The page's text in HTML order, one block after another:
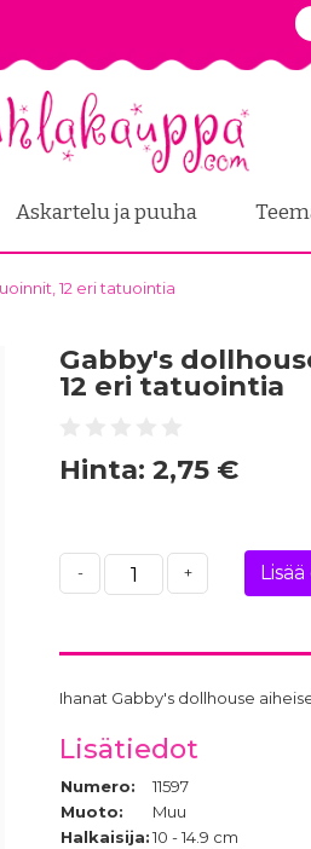
Askartelu ja puuha
12 eri tatuointia
Gabby's
12 eri tatuointia
Hinta: 2,75 €
- +
Ihanat Gabby's dollhouse
Lisätiedot
Numero:
11597
Muoto:
Muu
Halkaisija:10 - 14.9 cm